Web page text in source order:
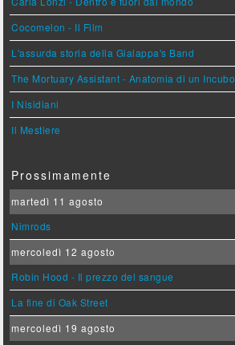
Cocomelon - Il Film
L'assurda storia della Gialappa's Band
The Mortuary Assistant - Anatomia di un Incubo
I Nisidiani
Il Mestiere
Prossimamente
martedì 11 agosto
Nimrods
mercoledì 12 agosto
Robin Hood - Il prezzo del sangue
La fine di Oak Street
mercoledì 19 agosto